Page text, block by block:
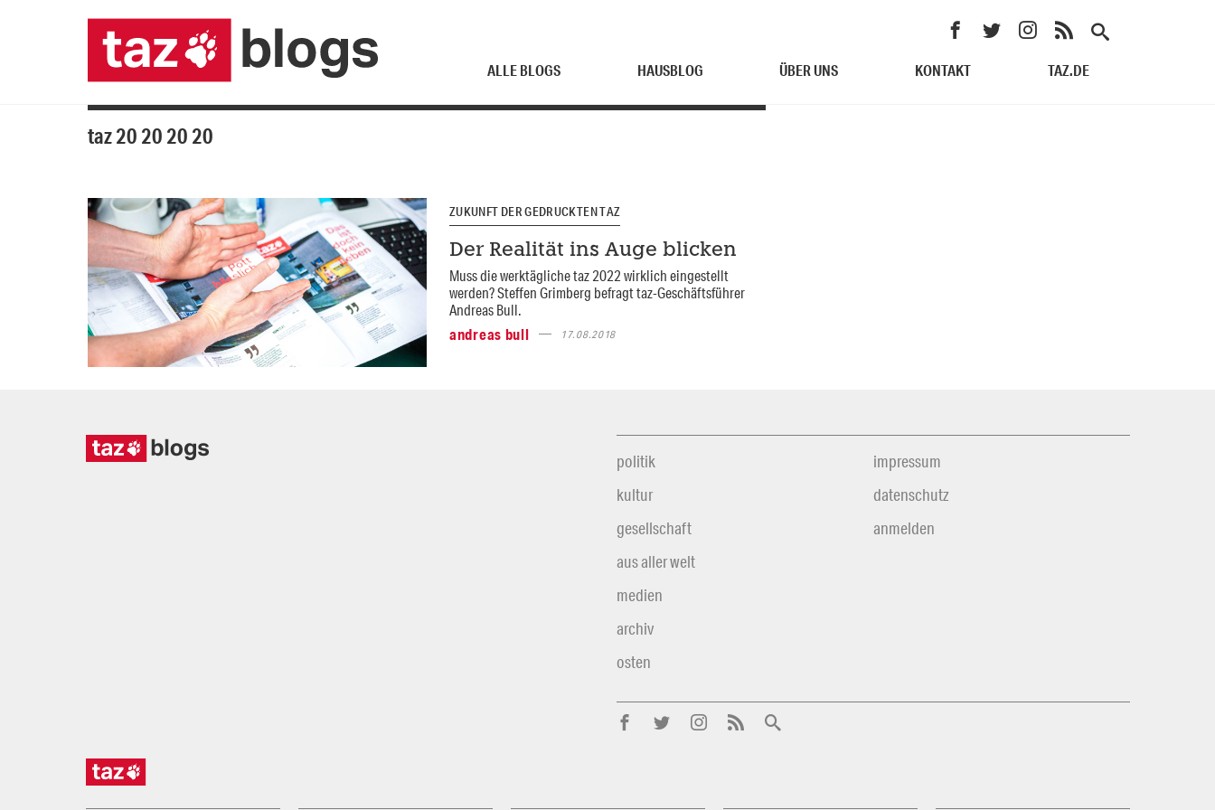
ALLE BLOGS HAUSBLOG ÜBER UNS KONTAKT TAZ.DE
taz 20 20 20 20
ZUKUNFT DER GEDRUCKTEN TAZ
Der Realität ins Auge blicken
Muss die werktägliche taz 2022 wirklich eingestellt
werden? Steffen Grimberg befragt taz-Geschäftsführer
Andreas Bull.
andreas bull
17.08.2018
politik
kultur
gesellschaft
aus aller welt
medien
archiv
osten
impressum
datenschutz
anmelden